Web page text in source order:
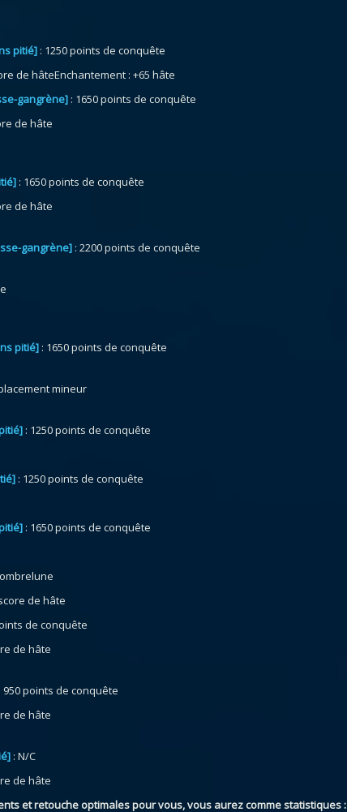
pitié] : 1250 points de conquête
de hâteEnchantement : +65 hâte
gangrène] : 1650 points de conquête
de hâte
: 1650 points de conquête
de hâte
gangrène] : 2200 points de conquête
pitié] : 1650 points de conquête
mineur
: 1250 points de conquête
: 1250 points de conquête
: 1650 points de conquête
de hâte
de conquête
de hâte
: 950 points de conquête
de hâte
: N/C
de hâte
et retouche optimales pour vous, vous aurez comme statistiques :